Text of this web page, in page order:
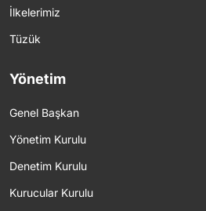
İlkelerimiz
Tüzük
Yönetim
Genel Başkan
Yönetim Kurulu
Denetim Kurulu
Kurucular Kurulu